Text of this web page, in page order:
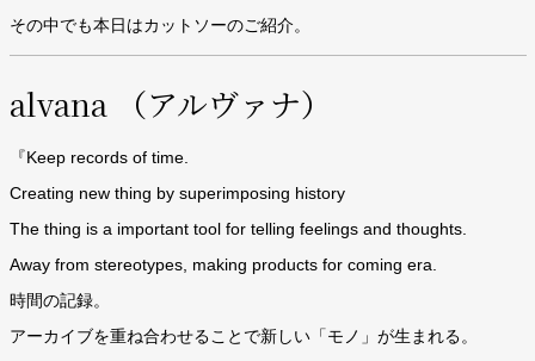
その中でも本日はカットソーのご紹介。
alvana （アルヴァナ）
『Keep records of time.
Creating new thing by superimposing history
The thing is a important tool for telling feelings and thoughts.
Away from stereotypes, making products for coming era.
時間の記録。
アーカイブを重ね合わせることで新しい「モノ」が生まれる。